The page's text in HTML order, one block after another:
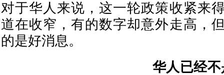
对于华人来说，这一轮政策收紧来
道在收窄，有的数字却意外走高，
的是好消息。
华人已经